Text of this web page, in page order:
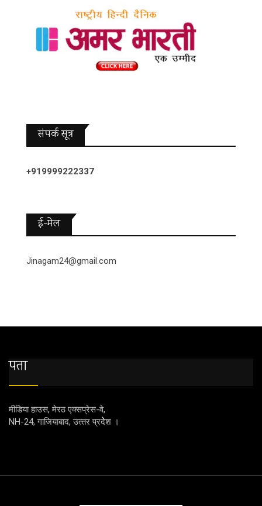
संपर्क सूत्र
+919999222337
ई-मेल
Jinagam24@gmail.com
पता
मीडिया हाउस, मेरठ एक्‍सप्रेस-वे,
NH-24, गाजियाबाद, उत्‍तर प्रदेेेेश ।